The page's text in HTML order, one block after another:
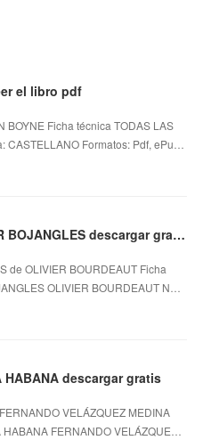
el libro pdf
BOYNE Ficha técnica TODAS LAS
CASTELLANO Formatos: Pdf, ePu…
[ePub] ESPERANDO A MISTER BOJANGLES descargar gratis
de OLIVIER BOURDEAUT Ficha
OLIVIER BOURDEAUT N…
HABANA descargar gratis
VELÁZQUEZ MEDINA
FERNANDO VELÁZQUE…